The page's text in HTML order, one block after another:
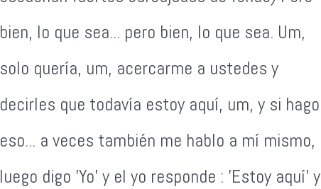
bien, lo que sea... pero bien, lo que sea. Um,
solo quería, um, acercarme a ustedes y
decirles que todavía estoy aquí, um, y si hago
eso... a veces también me hablo a mí mismo,
luego digo 'Yo' y el yo responde : 'Estoy aquí' y